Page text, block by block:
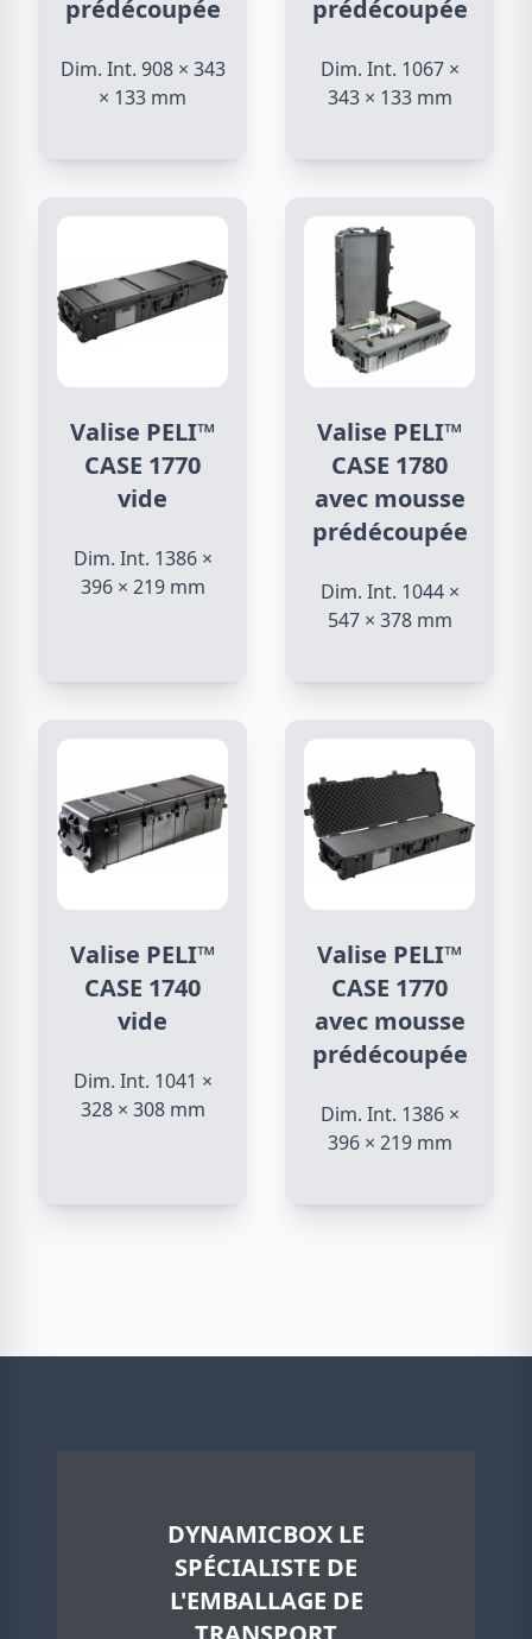
prédécoupée
Dim. Int. 908 × 343
× 133 mm
prédécoupée
Dim. Int. 1067 ×
343 × 133 mm
Valise PELI™
CASE 1770
vide
Dim. Int. 1386 ×
396 × 219 mm
Valise PELI™
CASE 1780
avec mousse
prédécoupée
Dim. Int. 1044 ×
547 × 378 mm
Valise PELI™
CASE 1740
vide
Dim. Int. 1041 ×
328 × 308 mm
Valise PELI™
CASE 1770
avec mousse
prédécoupée
Dim. Int. 1386 ×
396 × 219 mm
DYNAMICBOX LE
SPÉCIALISTE DE
L'EMBALLAGE DE